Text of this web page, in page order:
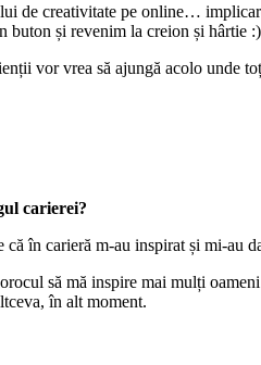
de creativitate pe online…
buton și revenim la creion și
vor vrea să ajungă acolo unde
carierei?
că în carieră m-au inspirat și mi-
să mă inspire mai mulți
în alt moment.